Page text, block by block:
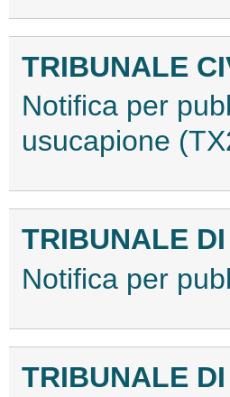
TRIBUNALE
Notifica per
usucapione
TRIBUNALE
Notifica per
TRIBUNALE